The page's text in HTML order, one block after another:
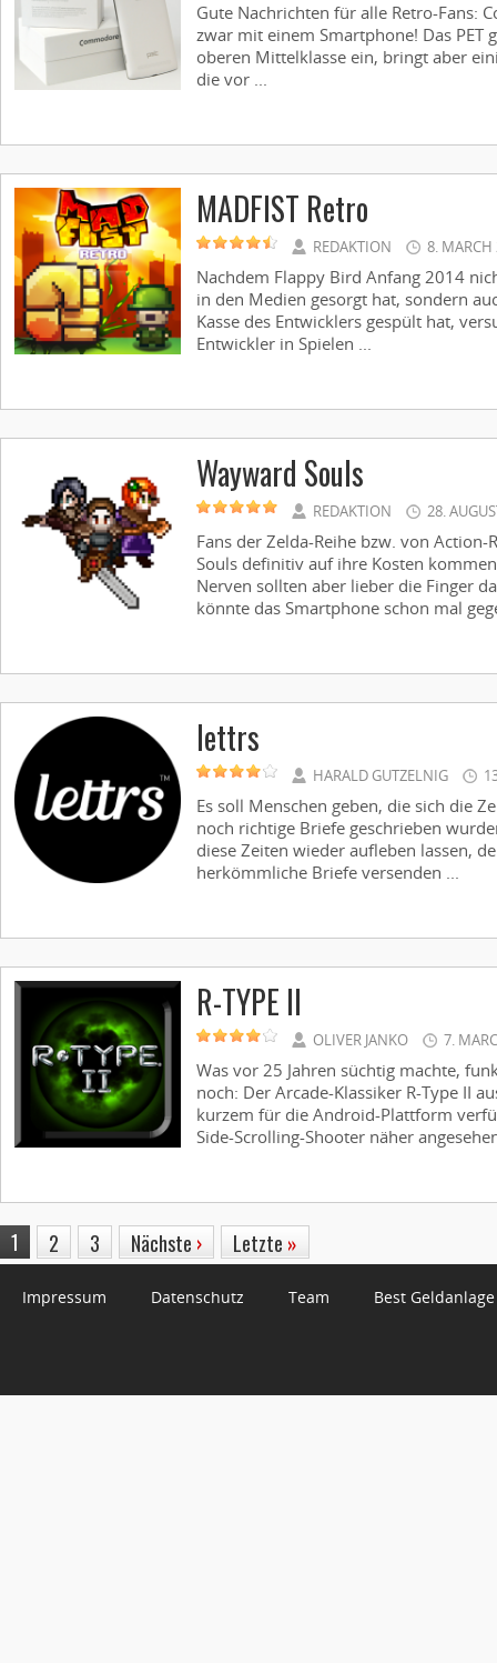
Gute Nachrichten für alle Retro-Fans:
zwar mit einem Smartphone! Das PET
oberen Mittelklasse ein, bringt aber
die vor ...
MADFIST Retro
REDAKTION 8. MARCH
Nachdem Flappy Bird Anfang 2014
in den Medien gesorgt hat, sondern
Kasse des Entwicklers gespült hat,
Entwickler in Spielen ...
Wayward Souls
REDAKTION 28.
Fans der Zelda-Reihe bzw. von Action-
Souls definitiv auf ihre Kosten
Nerven sollten aber lieber die Finger
könnte das Smartphone schon mal
lettrs
HARALD GUTZELNIG
Es soll Menschen geben, die sich die
noch richtige Briefe geschrieben
diese Zeiten wieder aufleben lassen,
herkömmliche Briefe versenden ...
R-TYPE II
OLIVER JANKO 7.
Was vor 25 Jahren süchtig machte,
noch: Der Arcade-Klassiker R-Type II
kurzem für die Android-Plattform
Side-Scrolling-Shooter näher
1 2 3 Nächste › Letzte »
Impressum Datenschutz Team Best Geldanlage